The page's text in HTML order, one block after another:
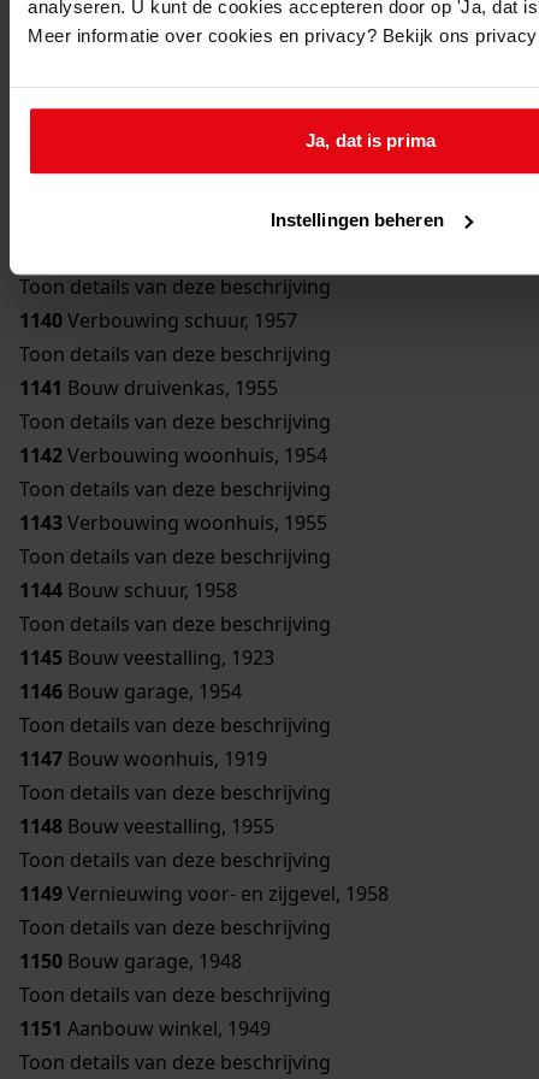
analyseren. U kunt de cookies accepteren door op 'Ja, dat
Meer informatie over cookies en privacy? Bekijk ons
Ja, dat is prima
Instellingen beheren
Toon details van deze beschrijving
1136Bouw bergplaats, 1950
Toon details van deze beschrijving
1137Bouw schuur, 1951
Toon details van deze beschrijving
Toon details van deze beschrijving
Toon details van deze beschrijving
1140Verbouwing schuur, 1957
Toon details van deze beschrijving
1141 Bouw druivenkas, 1955
Toon details van deze beschrijving
1142Verbouwing woonhuis, 1954
Toon details van deze beschrijving
1143Verbouwing woonhuis, 1955
Toon details van deze beschrijving
1144 Bouw schuur, 1958
Toon details van deze beschrijving
1145 Bouw veestalling, 1923
1146 Bouw garage, 1954
Toon details van deze beschrijving
1147 Bouw woonhuis, 1919
Toon details van deze beschrijving
1148 Bouw veestalling, 1955
Toon details van deze beschrijving
1149Vernieuwing voor- en zijgevel, 1958
Toon details van deze beschrijving
1150 Bouw garage, 1948
Toon details van deze beschrijving
1151 Aanbouw winkel, 1949
Toon details van deze beschrijving